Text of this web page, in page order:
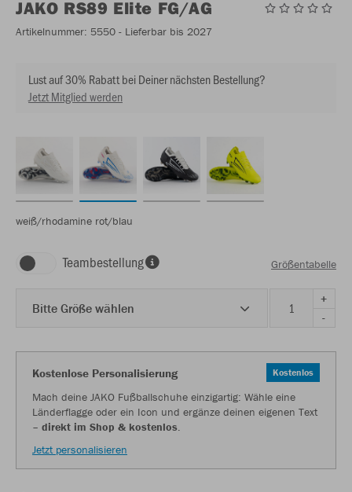
JAKO RS89 Elite FG/AG
Artikelnummer: 5550 - Lieferbar bis 2027
Lust auf 30% Rabatt bei Deiner nächsten Bestellung?
Jetzt Mitglied werden
weiß/rhodamine rot/blau
Teambestellung Größentabelle
Bitte Größe wählen
+
-
Kostenlose Personalisierung Kostenlos
Mach deine JAKO Fußballschuhe einzigartig: Wähle eine
Länderflagge oder ein Icon und ergänze deinen eigenen Text
– direkt im Shop & kostenlos.
Jetzt personalisieren